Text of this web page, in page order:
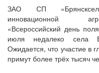
ЗАО СП
инновационной
«Всероссийский день
июля недалеко села
Ожидается, что участие в
примут более трёх тысяч